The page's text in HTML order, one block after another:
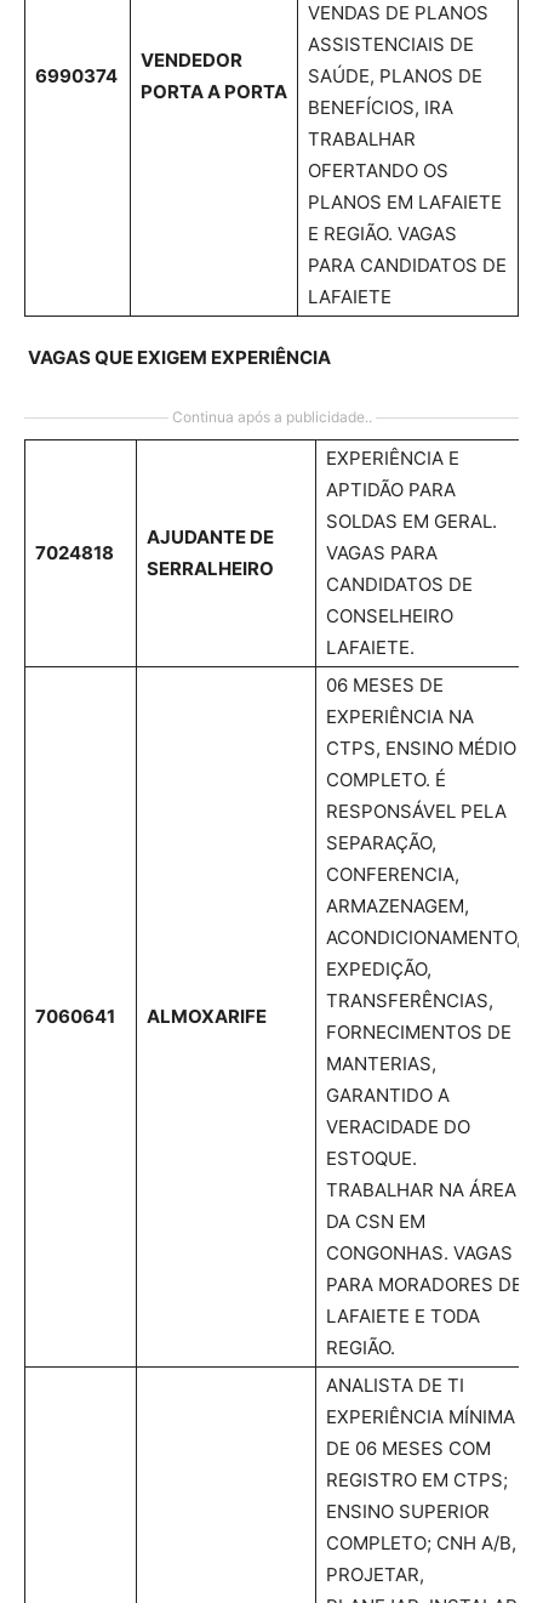
6990374
VENDEDOR
PORTA A PORTA
VENDAS DE PLANOS
ASSISTENCIAIS DE
SAÚDE, PLANOS DE
BENEFÍCIOS, IRA
TRABALHAR
OFERTANDO OS
PLANOS EM LAFAIETE
E REGIÃO. VAGAS
PARA CANDIDATOS DE
LAFAIETE
VAGAS QUE EXIGEM EXPERIÊNCIA
Continua após a publicidade..
7024818
AJUDANTE DE
SERRALHEIRO
EXPERIÊNCIA E
APTIDÃO PARA
SOLDAS EM GERAL.
VAGAS PARA
CANDIDATOS DE
CONSELHEIRO
LAFAIETE.
7060641 ALMOXARIFE
06 MESES DE
EXPERIÊNCIA NA
CTPS, ENSINO MÉDIO
COMPLETO. É
RESPONSÁVEL PELA
SEPARAÇÃO,
CONFERENCIA,
ARMAZENAGEM,
ACONDICIONAMENTO,
EXPEDIÇÃO,
TRANSFERÊNCIAS,
FORNECIMENTOS DE
MANTERIAS,
GARANTIDO A
VERACIDADE DO
ESTOQUE.
TRABALHAR NA ÁREA
DA CSN EM
CONGONHAS. VAGAS
PARA MORADORES DE
LAFAIETE E TODA
REGIÃO.
ANALISTA DE TI
EXPERIÊNCIA MÍNIMA
DE 06 MESES COM
REGISTRO EM CTPS;
ENSINO SUPERIOR
COMPLETO; CNH A/B,
PROJETAR,